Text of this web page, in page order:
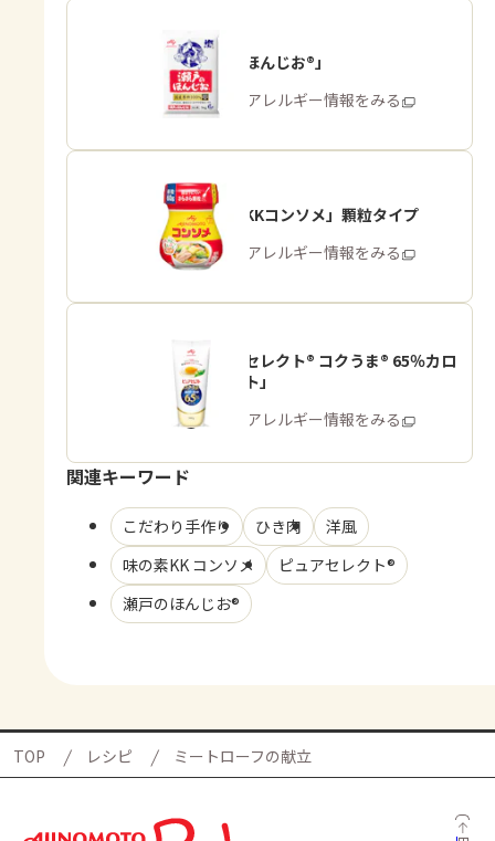
「瀬戸のほんじお®」
商品・アレルギー情報をみる
「味の素KKコンソメ」顆粒タイプ
商品・アレルギー情報をみる
「ピュアセレクト® コクうま® 65％カロ
リーカット」
商品・アレルギー情報をみる
関連キーワード
こだわり手作り ひき肉
洋風
味の素KK コンソメ
ピュアセレクト®
瀬戸のほんじお®
TOP レシピ ミートローフの献立